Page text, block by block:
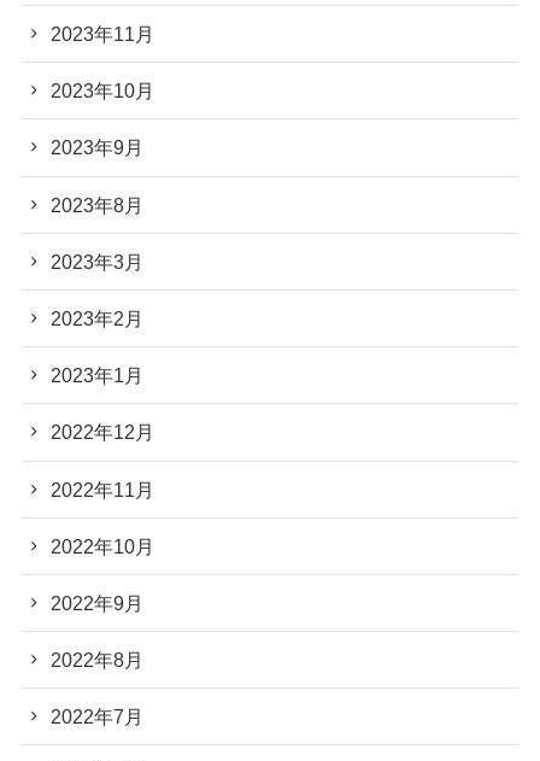
2023年11月
2023年10月
2023年9月
2023年8月
2023年3月
2023年2月
2023年1月
2022年12月
2022年11月
2022年10月
2022年9月
2022年8月
2022年7月